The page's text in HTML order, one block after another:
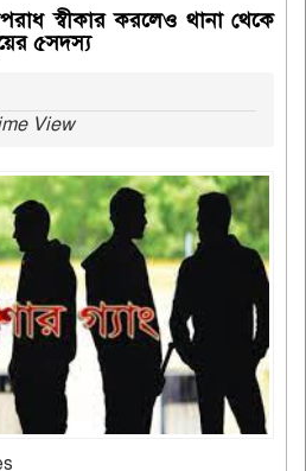
স্বীকার করলেও থানা থেকে
৫সদস্য
View